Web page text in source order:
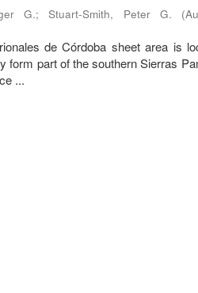
G.;Stuart-Smith, Peter G. (
de Córdoba sheet area is
form part of the southern Sierras
...